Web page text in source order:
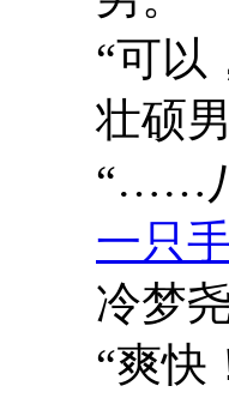
“可以
壮硕
“……
一只
冷梦
“爽快